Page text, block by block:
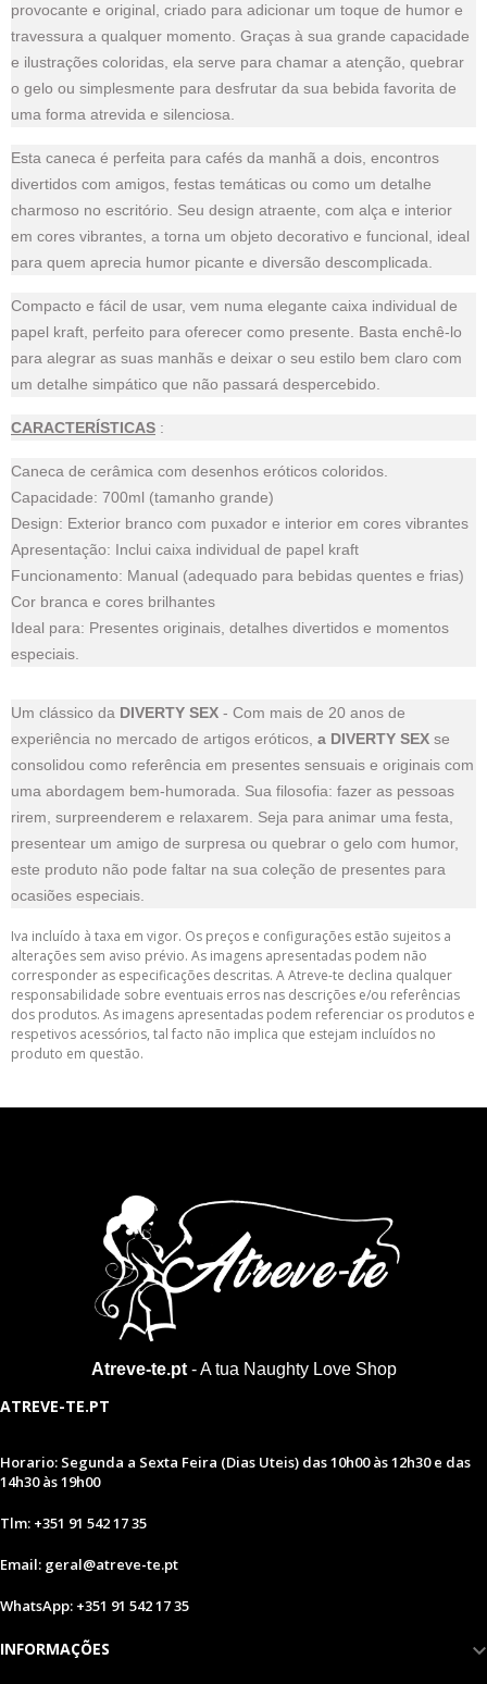
provocante e original, criado para adicionar um toque de humor e
travessura a qualquer momento. Graças à sua grande capacidade
e ilustrações coloridas, ela serve para chamar a atenção, quebrar
o gelo ou simplesmente para desfrutar da sua bebida favorita de
uma forma atrevida e silenciosa.
Esta caneca é perfeita para cafés da manhã a dois, encontros
divertidos com amigos, festas temáticas ou como um detalhe
charmoso no escritório. Seu design atraente, com alça e interior
em cores vibrantes, a torna um objeto decorativo e funcional, ideal
para quem aprecia humor picante e diversão descomplicada.
Compacto e fácil de usar, vem numa elegante caixa individual de
papel kraft, perfeito para oferecer como presente. Basta enchê-lo
para alegrar as suas manhãs e deixar o seu estilo bem claro com
um detalhe simpático que não passará despercebido.
CARACTERÍSTICAS :
Caneca de cerâmica com desenhos eróticos coloridos.
Capacidade: 700ml (tamanho grande)
Design: Exterior branco com puxador e interior em cores vibrantes
Apresentação: Inclui caixa individual de papel kraft
Funcionamento: Manual (adequado para bebidas quentes e frias)
Cor branca e cores brilhantes
Ideal para: Presentes originais, detalhes divertidos e momentos
especiais.
Um clássico da DIVERTY SEX - Com mais de 20 anos de
experiência no mercado de artigos eróticos, a DIVERTY SEX se
consolidou como referência em presentes sensuais e originais com
uma abordagem bem-humorada. Sua filosofia: fazer as pessoas
rirem, surpreenderem e relaxarem. Seja para animar uma festa,
presentear um amigo de surpresa ou quebrar o gelo com humor,
este produto não pode faltar na sua coleção de presentes para
ocasiões especiais.
Iva incluído à taxa em vigor. Os preços e configurações estão sujeitos a
alterações sem aviso prévio. As imagens apresentadas podem não
corresponder as especificações descritas. A Atreve-te declina qualquer
responsabilidade sobre eventuais erros nas descrições e/ou referências
dos produtos. As imagens apresentadas podem referenciar os produtos e
respetivos acessórios, tal facto não implica que estejam incluídos no
produto em questão.
Atreve-te.pt- A tua Naughty Love Shop
ATREVE-TE.PT
Horario: Segunda a Sexta Feira (Dias Uteis) das 10h00 às 12h30 e das
14h30 às 19h00
Tlm: +351 91 542 17 35
Email: geral@atreve-te.pt
WhatsApp: +351 91 542 17 35
INFORMAÇÕES